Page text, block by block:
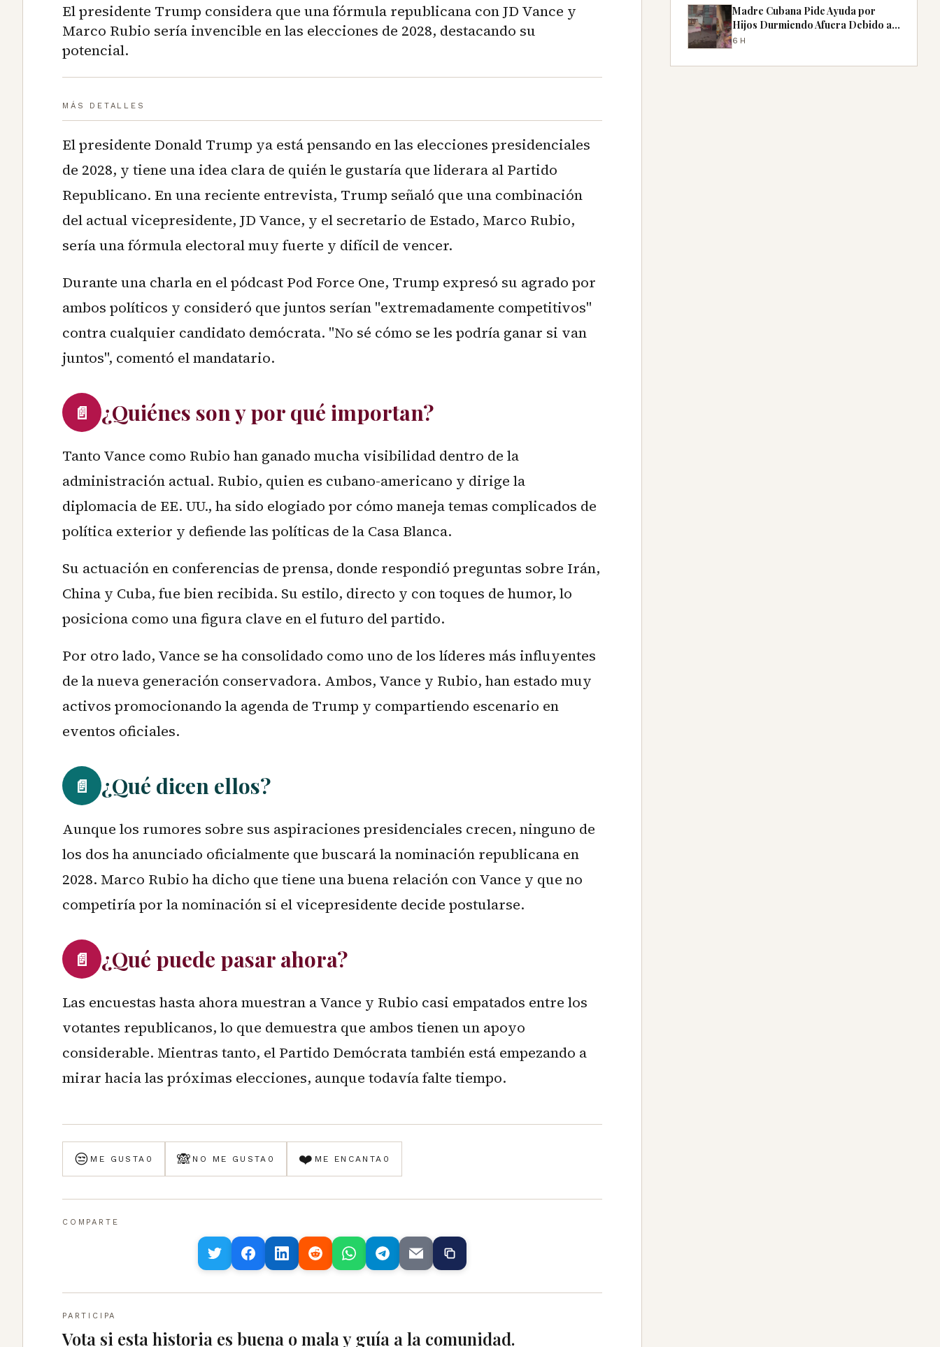
El presidente Trump considera que una fórmula republicana con JD Vance y
Marco Rubio sería invencible en las elecciones de 2028, destacando su
potencial.
MÁS DETALLES
El presidente Donald Trump ya está pensando en las elecciones presidenciales
de 2028, y tiene una idea clara de quién le gustaría que liderara al Partido
Republicano. En una reciente entrevista, Trump señaló que una combinación
del actual vicepresidente, JD Vance, y el secretario de Estado, Marco Rubio,
sería una fórmula electoral muy fuerte y difícil de vencer.
Durante una charla en el pódcast Pod Force One, Trump expresó su agrado por
ambos políticos y consideró que juntos serían "extremadamente competitivos"
contra cualquier candidato demócrata. "No sé cómo se les podría ganar si van
juntos", comentó el mandatario.
📄 ¿Quiénes son y por qué importan?
Tanto Vance como Rubio han ganado mucha visibilidad dentro de la
administración actual. Rubio, quien es cubano-americano y dirige la
diplomacia de EE. UU., ha sido elogiado por cómo maneja temas complicados de
política exterior y defiende las políticas de la Casa Blanca.
Su actuación en conferencias de prensa, donde respondió preguntas sobre Irán,
China y Cuba, fue bien recibida. Su estilo, directo y con toques de humor, lo
posiciona como una figura clave en el futuro del partido.
Por otro lado, Vance se ha consolidado como uno de los líderes más influyentes
de la nueva generación conservadora. Ambos, Vance y Rubio, han estado muy
activos promocionando la agenda de Trump y compartiendo escenario en
eventos oficiales.
📄 ¿Qué dicen ellos?
Aunque los rumores sobre sus aspiraciones presidenciales crecen, ninguno de
los dos ha anunciado oficialmente que buscará la nominación republicana en
2028. Marco Rubio ha dicho que tiene una buena relación con Vance y que no
competiría por la nominación si el vicepresidente decide postularse.
📄 ¿Qué puede pasar ahora?
Las encuestas hasta ahora muestran a Vance y Rubio casi empatados entre los
votantes republicanos, lo que demuestra que ambos tienen un apoyo
considerable. Mientras tanto, el Partido Demócrata también está empezando a
mirar hacia las próximas elecciones, aunque todavía falte tiempo.
😒 ME GUSTA 0 🙈 NO ME GUSTA 0 ❤️ ME ENCANTA 0
COMPARTE
PARTICIPA
Vota si esta historia es buena o mala y guía a la comunidad.
Madre Cubana Pide Ayuda por
Hijos Durmiendo Afuera Debido a
Apagones
6H